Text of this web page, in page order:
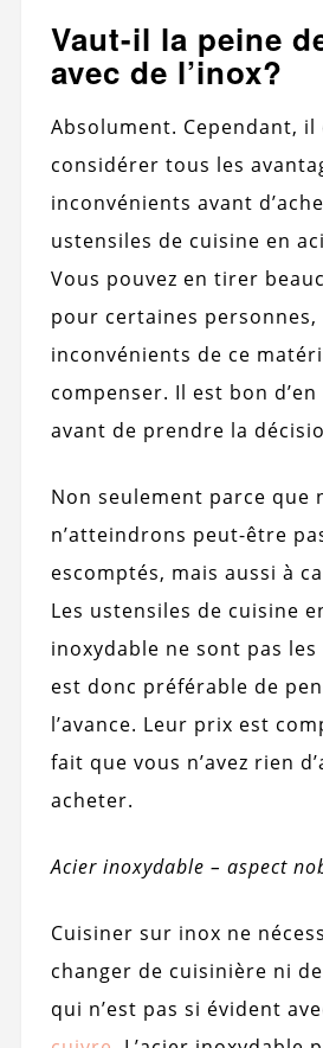
Vaut-il la peine
avec de l’inox?
Absolument. Cependant, il
considérer tous les
inconvénients avant
ustensiles de cuisine en
Vous pouvez en tirer
pour certaines personnes,
inconvénients de ce
compenser. Il est bon
avant de prendre la
Non seulement parce que
n’atteindrons peut-être
escomptés, mais aussi à
Les ustensiles de cuisine
inoxydable ne sont pas
est donc préférable de
l’avance. Leur prix est
fait que vous n’avez rien
acheter.
Acier inoxydable – aspect
Cuisiner sur inox ne
changer de cuisinière ni
qui n’est pas si évident